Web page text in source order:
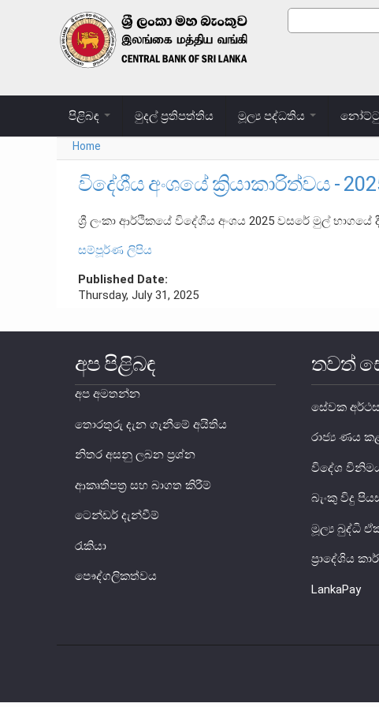
Skip to main content
Search
පිළිබඳ මුදල් ප්‍රතිපත්තිය මූල්‍ය පද්ධතිය නෝට්ටු
You are here
Home
විදේශීය අංශයේ ක්‍රියාකාරිත්වය -
ශ්‍රී ලංකා ආර්ථිකයේ විදේශීය අංශය 2025 වසරේ මුල්
සම්පූර්ණ ලිපිය
Published Date:
Thursday, July 31, 2025
අප පිළිබඳ
අප අමතන්න
තොරතුරු දැන ගැනීමේ අයිතිය
නිතර අසනු ලබන ප්‍රශ්න
ආකෘතිපත්‍ර සහ බාගත කිරීම්
ටෙන්ඩර් දැන්වීම්
රැකියා
පෞද්ගලිකත්වය
තවත්
සේවක
රාජ්‍ය ණය
විදේශ
බැංකු විදු
මූල්‍ය බුද්ධි
ප්‍රාදේශිය
LankaPay